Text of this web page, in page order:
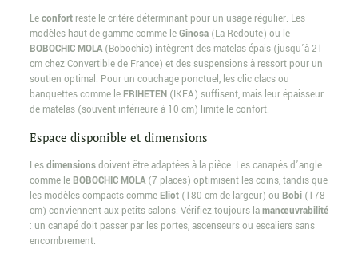
Leconfortreste le critère déterminant pour un usage régulier. Les
modèles haut de gamme comme leGinosa(La Redoute) ou le
BOBOCHIC MOLA(Bobochic) intègrent des matelas épais (jusqu’à 21
cm chez Convertible de France) et des suspensions à ressort pour un
soutien optimal. Pour un couchage ponctuel, les clic clacs ou
banquettes comme leFRIHETEN(IKEA) suffisent, mais leur épaisseur
de matelas (souvent inférieure à 10 cm) limite le confort.
Espace disponible et dimensions
Lesdimensionsdoivent être adaptées à la pièce. Les canapés d’angle
comme leBOBOCHIC MOLA(7 places) optimisent les coins, tandis que
les modèles compacts commeEliot(180 cm de largeur) ou Bobi(178
cm) conviennent aux petits salons. Vérifiez toujours lamanœuvrabilité
: un canapé doit passer par les portes, ascenseurs ou escaliers sans
encombrement.